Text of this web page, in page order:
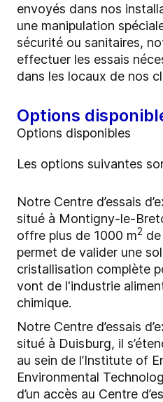
envoyés dans nos
une manipulation
sécurité ou sanitaires,
effectuer les essais
dans les locaux de nos
Options
Options disponibles
Les options suivantes
Notre Centre d’essais
situé à Montigny-le-
offre plus de 1000 m2
permet de valider une
cristallisation complète
vont de l'industrie
chimique.
Notre Centre d’essais
situé à Duisburg, il
au sein de l’Institute of
Environmental
d’un accès au Centre